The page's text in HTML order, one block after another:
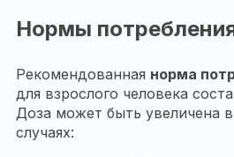
Нормы
Рекомендованная норма
для взрослого человека
Доза может быть увеличена
случаях: